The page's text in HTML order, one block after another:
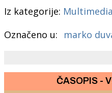
Iz kategorije: Multimedia
Označeno u:
marko
ČASOPIS -